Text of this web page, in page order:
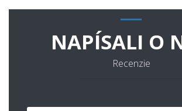
NAPÍSALI O
Recenzie